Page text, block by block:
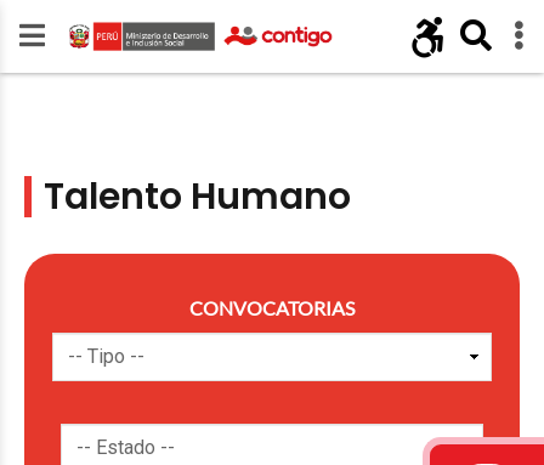
Talento Humano
CONVOCATORIAS